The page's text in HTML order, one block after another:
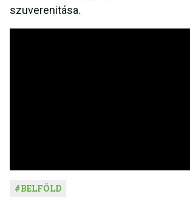
szuverenitása.
#BELFÖLD